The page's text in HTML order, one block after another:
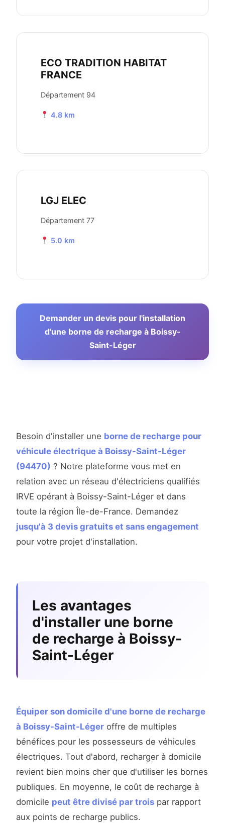
ECO TRADITION HABITAT
FRANCE
Département 94
4.8 km
LGJ ELEC
Département 77
5.0 km
Demander un devis pour l'installation
d'une borne de recharge à Boissy-
Saint-Léger
Besoin d'installer une borne de recharge pour
véhicule électrique à Boissy-Saint-Léger
(94470) ? Notre plateforme vous met en
relation avec un réseau d'électriciens qualifiés
IRVE opérant à Boissy-Saint-Léger et dans
toute la région Île-de-France. Demandez
jusqu'à 3 devis gratuits et sans engagement
pour votre projet d'installation.
Les avantages
d'installer une borne
de recharge à Boissy-
Saint-Léger
Équiper son domicile d'une borne de recharge
à Boissy-Saint-Léger offre de multiples
bénéfices pour les possesseurs de véhicules
électriques. Tout d'abord, recharger à domicile
revient bien moins cher que d'utiliser les bornes
publiques. En moyenne, le coût de recharge à
domicile peut être divisé par trois par rapport
aux points de recharge publics.